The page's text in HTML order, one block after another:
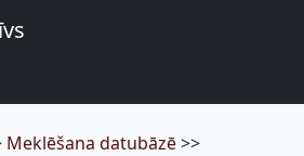
Meklēšana datubāzē>>